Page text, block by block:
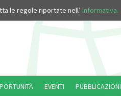
le regole riportate nell’ informativa.
EVENTI PUBBLICAZIONI